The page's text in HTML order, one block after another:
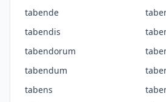
tabende
tabendis
tabendorum
tabendum
tabens